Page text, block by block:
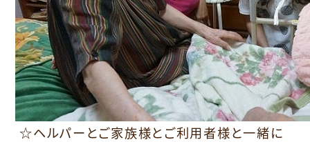
☆ヘルパーとご家族様とご利用者様と一緒に